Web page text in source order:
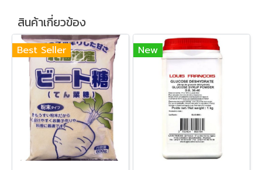
สินค้าเกี่ยวข้อง
Best Seller New